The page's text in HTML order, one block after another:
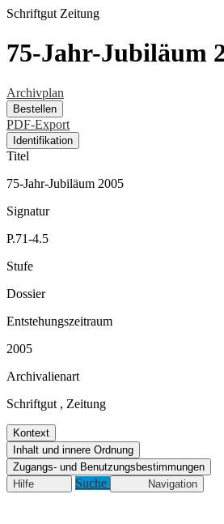
Schriftgut Zeitung
75-Jahr-Jubiläum
Archivplan
Bestellen
PDF-Export
Identifikation
Titel
75-Jahr-Jubiläum 2005
Signatur
P.71-4.5
Stufe
Dossier
Entstehungszeitraum
2005
Archivalienart
Schriftgut , Zeitung
Kontext
Inhalt und innere Ordnung
Zugangs- und Benutzungsbestimmungen
Hilfe
Suche Navigation